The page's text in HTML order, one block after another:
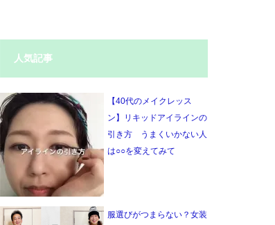
人気記事
【40代のメイクレッス
ン】リキッドアイラインの
引き方 うまくいかない人
は○○を変えてみて
服選びがつまらない？女装